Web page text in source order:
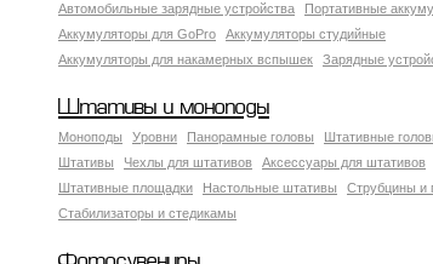
Автомобильные зарядные устройства
Портативные
Аккумуляторы для GoPro
Аккумуляторы студийные
Аккумуляторы для накамерных вспышек
Зарядные
Штативы и моноподы
Моноподы Уровни Панорамные головы Штативные
Штативы
Чехлы для штативов
Аксессуары для штативов
Штативные площадки
Настольные штативы
Струбцины и
Стабилизаторы и стедикамы